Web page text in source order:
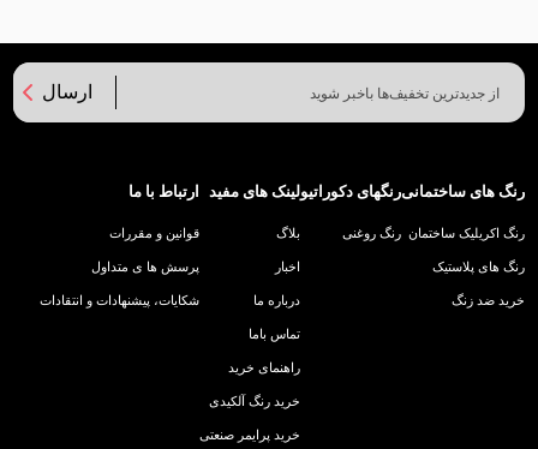
ارسال
رنگ های ساختمانی
رنگ اکریلیک ساختمان
رنگ های پلاستیک
خرید ضد زنگ
رنگهای دکوراتیو
رنگ روغنی
لینک های مفید
بلاگ
اخبار
درباره ما
تماس باما
راهنمای خرید
خرید رنگ آلکیدی
خرید پرایمر صنعتی
ارتباط با ما
قوانین و مقررات
پرسش ها ی متداول
شکایات، پیشنهادات و انتقادات